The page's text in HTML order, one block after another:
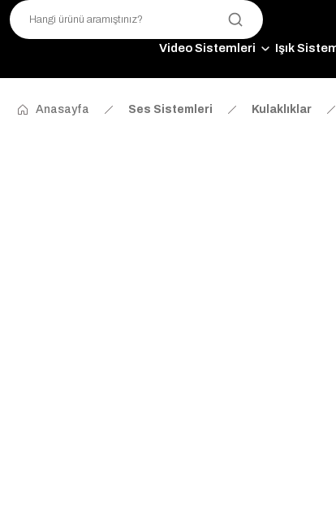
Video Sistemleri Işık
Anasayfa Ses Sistemleri Kulaklıklar